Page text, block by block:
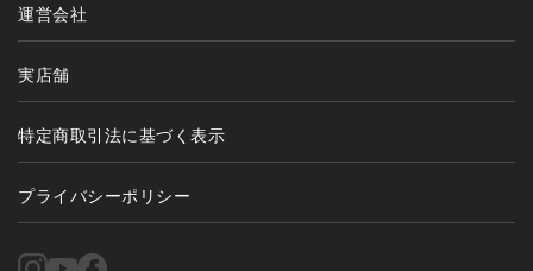
運営会社
実店舗
特定商取引法に基づく表示
プライバシーポリシー